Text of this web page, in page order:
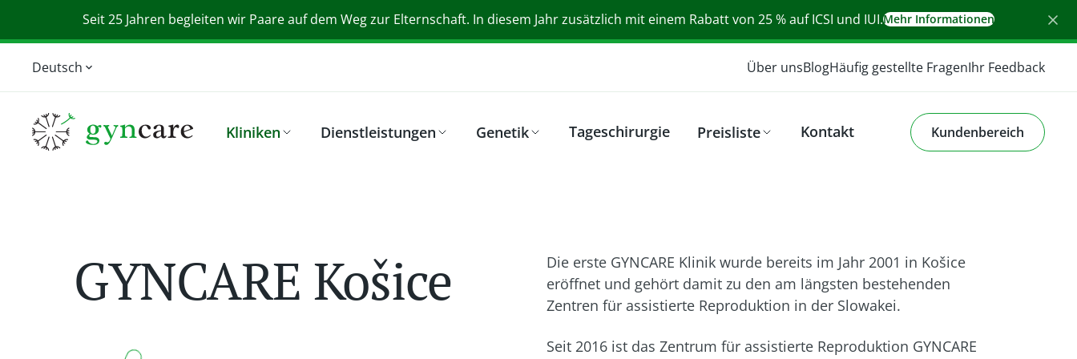
Seit 25 Jahren begleiten wir Paare auf dem Weg zur Elternschaft. In diesem Jahr zusätzlich mit einem Rabatt von 25 % auf ICSI und IUI.Mehr Informationen
Deutsch
English
Magyar
Srpski
Über unsBlogHäufig gestellte FragenIhr Feedback
Kliniken Dienstleistungen Genetik Tageschirurgie Preisliste Kontakt Kundenbereich
GYNCARE Košice
Die erste GYNCARE Klinik wurde bereits im Jahr 2001 in Košice
eröffnet und gehört damit zu den am längsten bestehenden
Zentren für assistierte Reproduktion in der Slowakei.
Seit 2016 ist das Zentrum für assistierte Reproduktion GYNCARE
Hotel Yasmin